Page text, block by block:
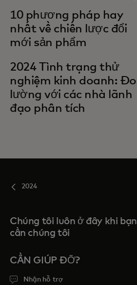
10 phương pháp hay
nhất về chiến lược đổi
mới sản phẩm
2024 Tình trạng thử
nghiệm kinh doanh: Đo
lường với các nhà lãnh
đạo phân tích
2024
Chúng tôi luôn ở đây khi bạn
cần chúng tôi
CẦN GIÚP ĐỠ?
Nhận hỗ trợ